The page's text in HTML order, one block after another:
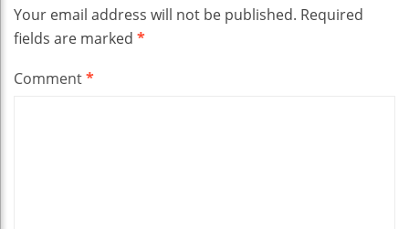
Your email address will not be published. Required
fields are marked *
Comment*